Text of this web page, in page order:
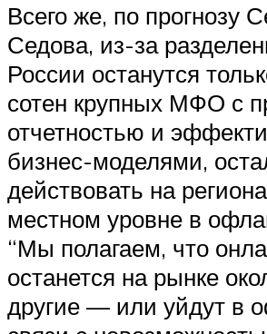
Всего же, по прогнозу
Седова, из-за
России останутся
сотен крупных МФО с
отчетностью и
бизнес-моделями,
действовать на
местном уровне в
“Мы полагаем, что
останется на рынке
другие — или уйдут в